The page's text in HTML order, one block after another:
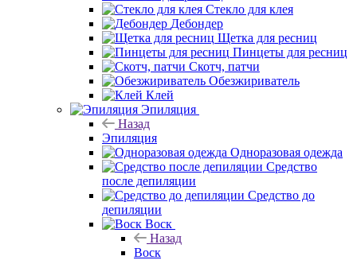
Стекло для клея
Дебондер
Щетка для ресниц
Пинцеты для ресниц
Скотч, патчи
Обезжириватель
Клей
Эпиляция
Назад
Эпиляция
Одноразовая одежда
Средство
после депиляции
Средство до
депиляции
Воск
Назад
Воск